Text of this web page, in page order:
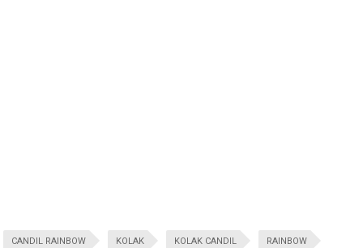
CANDIL RAINBOW KOLAK KOLAK CANDIL RAINBOW